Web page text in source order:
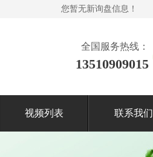
您暂无新询盘信息！
全国服务热线：
13510909015
视频列表 联系我们